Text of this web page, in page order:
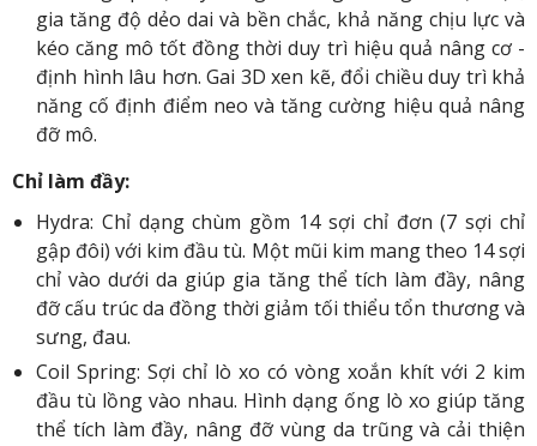
gia tăng độ dẻo dai và bền chắc, khả năng chịu lực và
kéo căng mô tốt đồng thời duy trì hiệu quả nâng cơ -
định hình lâu hơn. Gai 3D xen kẽ, đổi chiều duy trì khả
năng cố định điểm neo và tăng cường hiệu quả nâng
đỡ mô.
Chỉ làm đầy:
Hydra: Chỉ dạng chùm gồm 14 sợi chỉ đơn (7 sợi chỉ
gập đôi) với kim đầu tù. Một mũi kim mang theo 14 sợi
chỉ vào dưới da giúp gia tăng thể tích làm đầy, nâng
đỡ cấu trúc da đồng thời giảm tối thiểu tổn thương và
sưng, đau.
Coil Spring: Sợi chỉ lò xo có vòng xoắn khít với 2 kim
đầu tù lồng vào nhau. Hình dạng ống lò xo giúp tăng
thể tích làm đầy, nâng đỡ vùng da trũng và cải thiện